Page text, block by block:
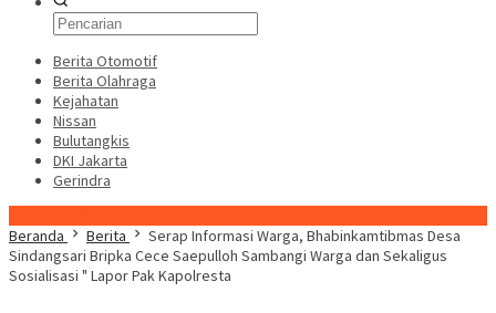
Berita Otomotif
Berita Olahraga
Kejahatan
Nissan
Bulutangkis
DKI Jakarta
Gerindra
Beranda
Berita
Serap Informasi Warga, Bhabinkamtibmas Desa
Sindangsari Bripka Cece Saepulloh Sambangi Warga dan Sekaligus
Sosialisasi " Lapor Pak Kapolresta